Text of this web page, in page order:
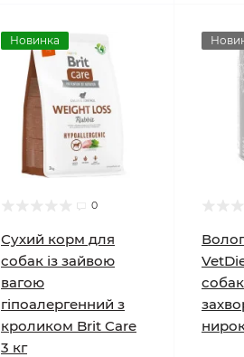
Новинка
0
Сухий корм для
собак із зайвою
вагою
гіпоалергенний з
кроликом Brit Care
3 кг